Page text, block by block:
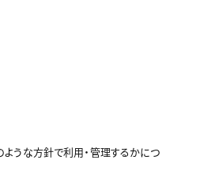
うな方針で利用・管理するかにつ